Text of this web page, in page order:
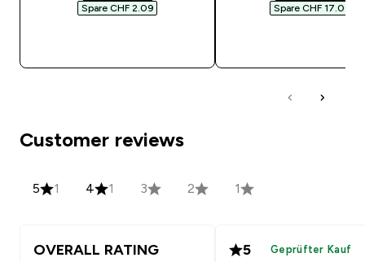
Spare CHF 2.09‎
Spare CHF 17.00‎
Customer reviews
5 1 4 1 3 2 1
OVERALL RATING 5 Geprüfter Kauf